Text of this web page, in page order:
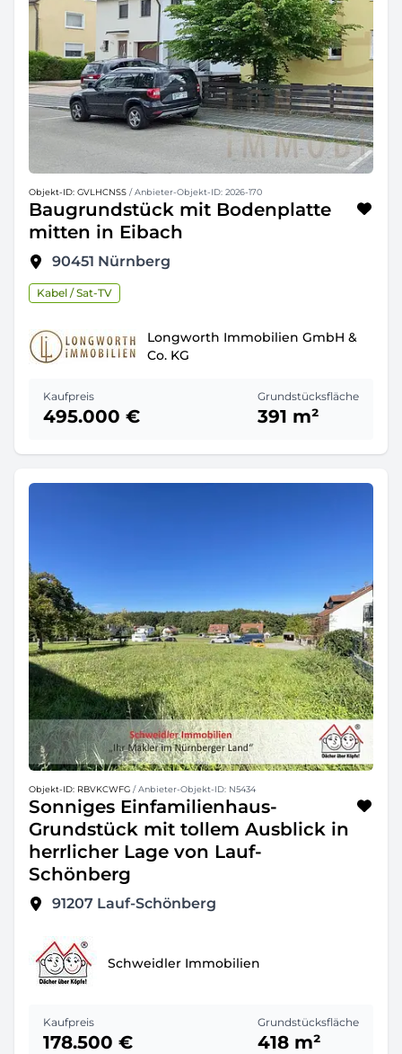
Objekt-ID: GVLHCNSS / Anbieter-Objekt-ID: 2026-170
Baugrundstück mit Bodenplatte
mitten in Eibach
90451 Nürnberg
Kabel / Sat-TV
Longworth Immobilien GmbH &
Co. KG
Kaufpreis
495.000 €
Grundstücksfläche
391 m²
Objekt-ID: RBVKCWFG / Anbieter-Objekt-ID: N5434
Sonniges Einfamilienhaus-
Grundstück mit tollem Ausblick in
herrlicher Lage von Lauf-
Schönberg
91207 Lauf-Schönberg
Schweidler Immobilien
Kaufpreis
178.500 €
Grundstücksfläche
418 m²